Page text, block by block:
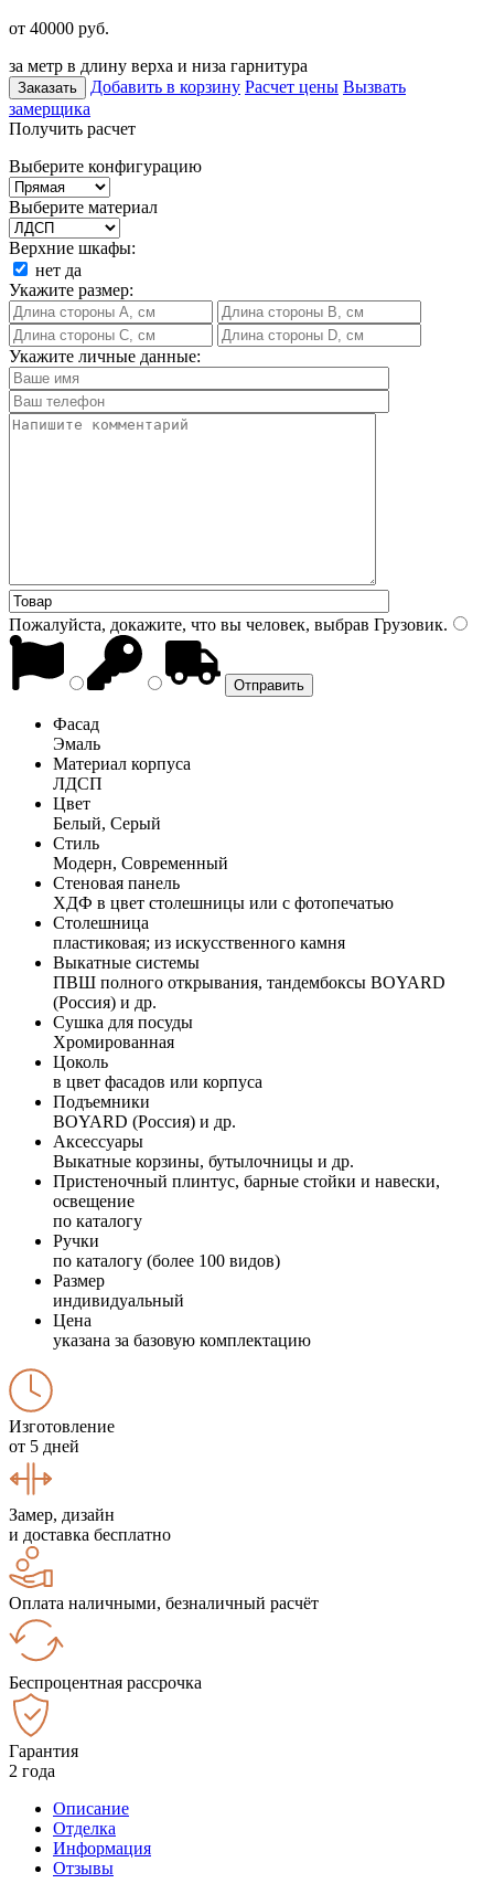
от 40000 руб.
за метр в длину верха и низа гарнитура
Заказать Добавить в корзину Расчет цены Вызвать
замерщика
Получить расчет
Выберите конфигурацию
Выберите материал
Верхние шкафы:
нет да
Укажите размер:
Укажите личные данные:
Пожалуйста, докажите, что вы человек, выбрав Грузовик.
Фасад
Эмаль
Материал корпуса
ЛДСП
Цвет
Белый, Серый
Стиль
Модерн, Современный
Стеновая панель
ХДФ в цвет столешницы или с фотопечатью
Столешница
пластиковая; из искусственного камня
Выкатные системы
ПВШ полного открывания, тандембоксы BOYARD
(Россия) и др.
Сушка для посуды
Хромированная
Цоколь
в цвет фасадов или корпуса
Подъемники
BOYARD (Россия) и др.
Аксессуары
Выкатные корзины, бутылочницы и др.
Пристеночный плинтус, барные стойки и навески,
освещение
по каталогу
Ручки
по каталогу (более 100 видов)
Размер
индивидуальный
Цена
указана за базовую комплектацию
Изготовление
от 5 дней
Замер, дизайн
и доставка бесплатно
Оплата наличными, безналичный расчёт
Беспроцентная рассрочка
Гарантия
2 года
Описание
Отделка
Информация
Отзывы